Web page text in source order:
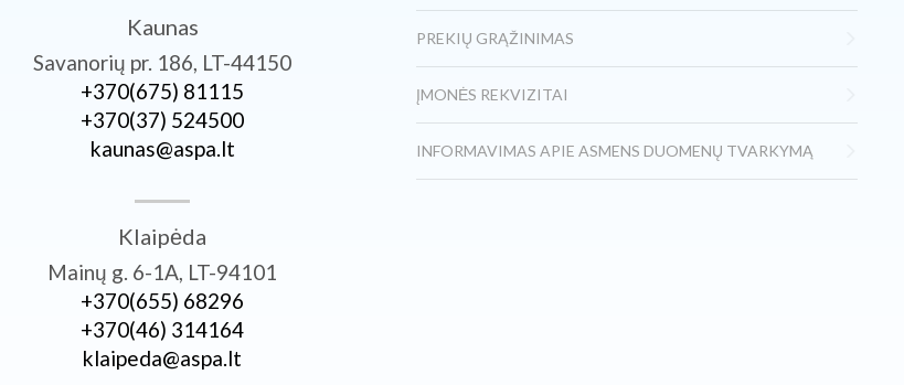
Kaunas
Savanorių pr. 186, LT-44150
+370­(675) 81115
+370­(37) 524500
kaunas@aspa.lt
Klaipėda
Mainų g. 6-1A, LT-94101
+370­(655) 68296
+370­(46) 314164
klaipeda@aspa.lt
PREKIŲ GRĄŽINIMAS
ĮMONĖS REKVIZITAI
INFORMAVIMAS APIE ASMENS DUOMENŲ TVARKYMĄ